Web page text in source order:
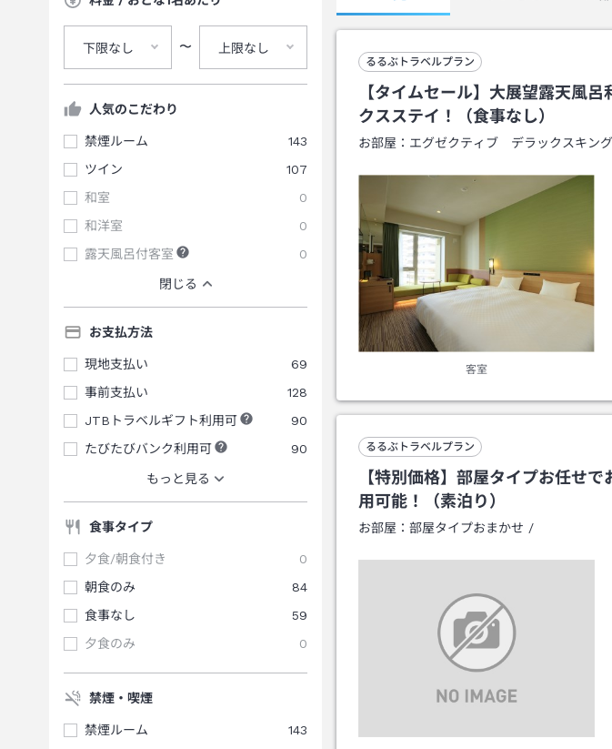
下限なし 〜 上限なし
人気のこだわり
禁煙ルーム
143
ツイン
107
和室
0
和洋室
0
露天風呂付客室
0
閉じる
お支払方法
現地支払い
69
事前支払い
128
JTBトラベルギフト利用可
90
たびたびバンク利用可
90
もっと見る
食事タイプ
夕食/朝食付き
0
朝食のみ
84
食事なし
59
夕食のみ
0
禁煙・喫煙
禁煙ルーム
143
るるぶトラベルプラン
【タイムセール】大展望露天風
クスステイ！（食事なし）
お部屋： エグゼクティブ デラックスキング
客室
るるぶトラベルプラン
【特別価格】部屋タイプお任せ
用可能！（素泊り）
お部屋： 部屋タイプおまかせ /